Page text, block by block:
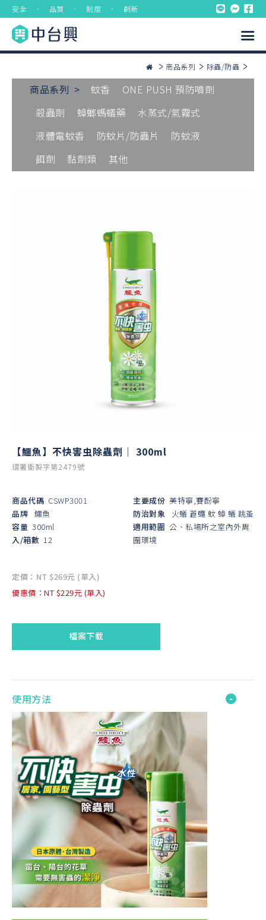
安全 ． 品質 ． 制度 ． 創新
商品系列 除蟲/防蟲
商品系列 > 蚊香
ONE PUSH 預防噴劑
殺蟲劑
蟑螂螞蟻藥
水蒸式/氣霧式
液體電蚊香
防蚊片/防蟲片
防蚊液
餌劑
黏劑類 其他
【鱷魚】不快害虫除蟲劑｜ 300ml
環署衛製字第2479號
商品代碼 CSWP3001
品牌 鱷魚
容量 300ml
入/箱數 12
主要成份 美特寧,賽酚寧
防治對象
火蟻 蒼蠅 蚊 蟑 蟻 跳蚤
適用範圍 公、私場所之室內外周
圍環境
定價：NT $269元 (單入)
優惠價：NT $229元 (單入)
檔案下載
使用方法